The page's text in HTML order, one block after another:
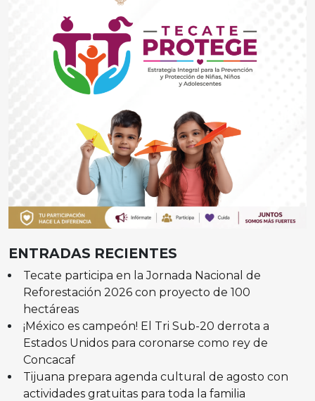
ENTRADAS RECIENTES
Tecate participa en la Jornada Nacional de
Reforestación 2026 con proyecto de 100
hectáreas
¡México es campeón! El Tri Sub-20 derrota a
Estados Unidos para coronarse como rey de
Concacaf
Tijuana prepara agenda cultural de agosto con
actividades gratuitas para toda la familia